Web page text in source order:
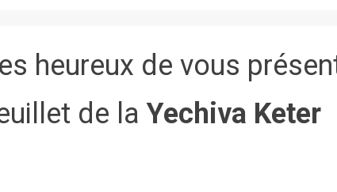
heureux de vous
de laYechiva Keter